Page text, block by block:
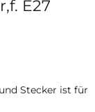
E27
Stecker ist für